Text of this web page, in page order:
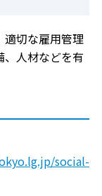
適切な雇用管理
人材などを有
social-